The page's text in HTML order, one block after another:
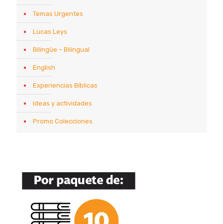
Temas Urgentes
Lucas Leys
Bilingüe – Bilingual
English
Experiencias Bíblicas
Ideas y actividades
Promo Colecciones